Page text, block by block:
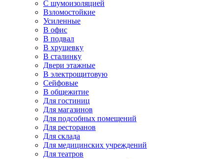
С шумоизоляцией
Взломостойкие
Усиленные
В офис
В подвал
В хрущевку
В сталинку
Двери этажные
В электрощитовую
Сейфовые
В общежитие
Для гостиниц
Для магазинов
Для подсобных помещений
Для ресторанов
Для склада
Для медицинских учреждений
Для театров